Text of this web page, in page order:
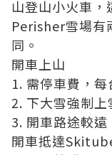
山登山小火車，
Perisher雪場有
同。
開車上山
1. 需停車費，
2. 下大雪強制
3. 開車路途較
開車抵達